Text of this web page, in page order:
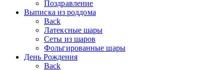
Поздравление
Выписка из роддома
Back
Латексные шары
Сеты из шаров
Фольгированные шары
День Рождения
Back